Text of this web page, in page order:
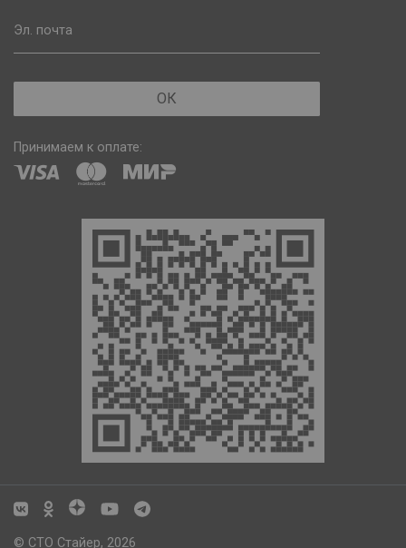
Эл. почта
ОК
Принимаем к оплате:
© СТО Стайер, 2026